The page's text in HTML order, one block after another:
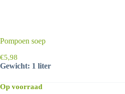
Pompoen soep
€5,98
Gewicht: 1 liter
Op voorraad